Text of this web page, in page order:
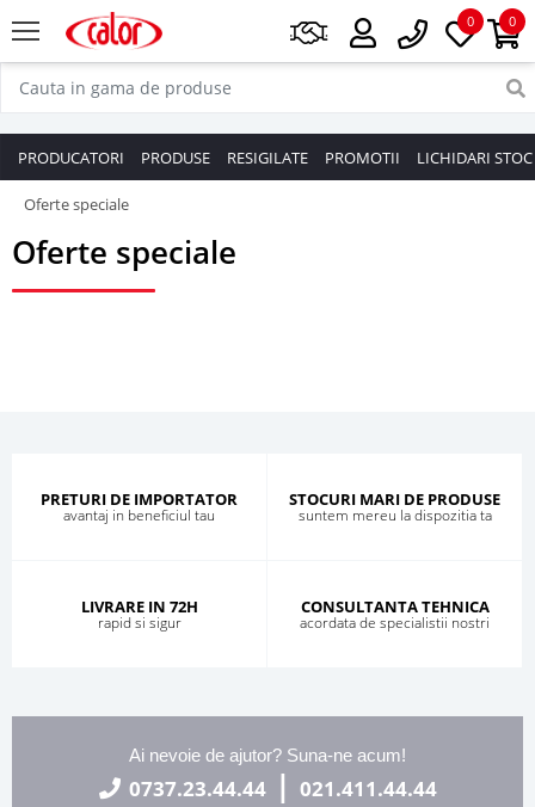
0
0
PRODUCATORI PRODUSE RESIGILATE PROMOTII LICHIDARI STOC
Oferte speciale
Oferte speciale
PRETURI DE IMPORTATOR
avantaj in beneficiul tau
STOCURI MARI DE PRODUSE
suntem mereu la dispozitia ta
LIVRARE IN 72H
rapid si sigur
CONSULTANTA TEHNICA
acordata de specialistii nostri
Ai nevoie de ajutor? Suna-ne acum!
0737.23.44.44| 021.411.44.44